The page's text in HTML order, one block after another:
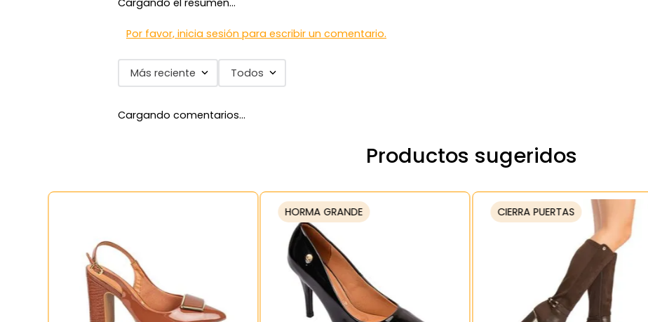
7.
blancos
8.
beige
10. zapatillas mujer
Por favor, inicia sesión para escribir un comentario.
Más reciente Todos
Cargando comentarios…
Productos sugeridos
HORMA GRANDE CIERRA PUERTAS